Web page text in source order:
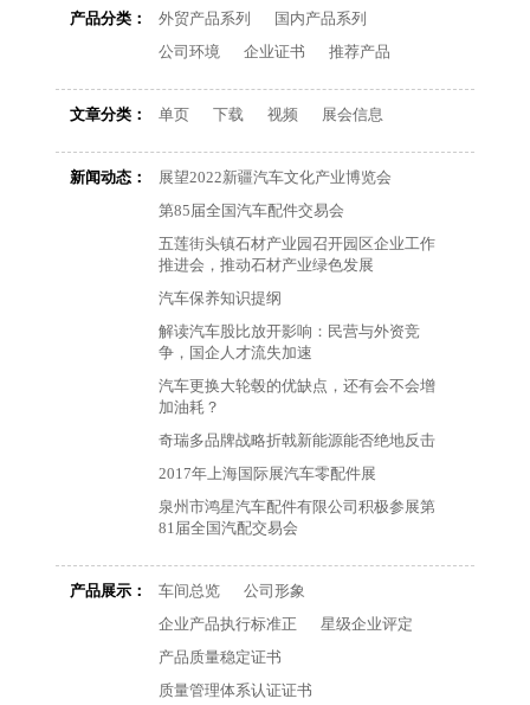
产品分类： 外贸产品系列
国内产品系列
公司环境
企业证书 推荐产品
文章分类： 单页 下载 视频 展会信息
新闻动态：
展望2022新疆汽车文化产业博览会
第85届全国汽车配件交易会
五莲街头镇石材产业园召开园区企业工作
推进会，推动石材产业绿色发展
汽车保养知识提纲
解读汽车股比放开影响：民营与外资竞
争，国企人才流失加速
汽车更换大轮毂的优缺点，还有会不会增
加油耗？
奇瑞多品牌战略折戟新能源能否绝地反击
2017年上海国际展汽车零配件展
泉州市鸿星汽车配件有限公司积极参展第
81届全国汽配交易会
产品展示： 车间总览
公司形象
企业产品执行标准正
星级企业评定
产品质量稳定证书
质量管理体系认证证书